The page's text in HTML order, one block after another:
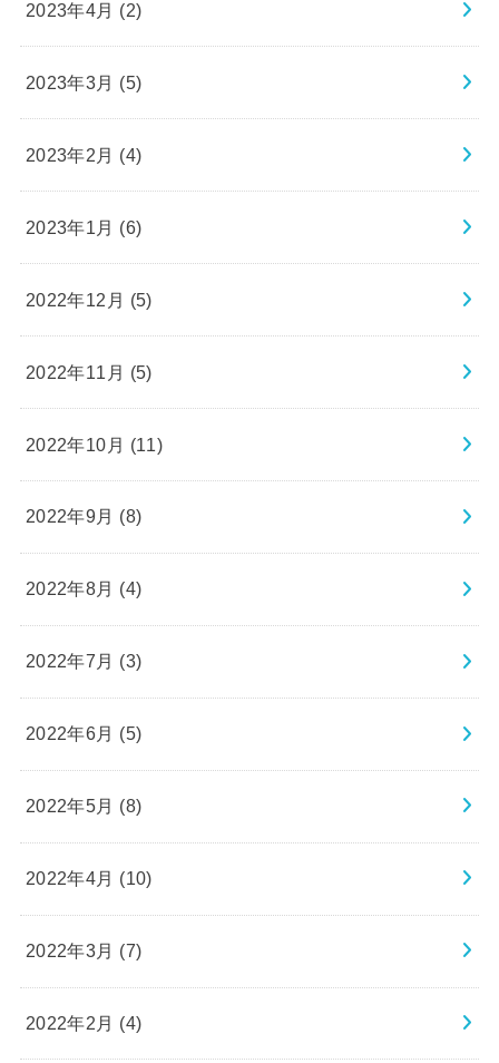
2023年4月 (2)
2023年3月 (5)
2023年2月 (4)
2023年1月 (6)
2022年12月 (5)
2022年11月 (5)
2022年10月 (11)
2022年9月 (8)
2022年8月 (4)
2022年7月 (3)
2022年6月 (5)
2022年5月 (8)
2022年4月 (10)
2022年3月 (7)
2022年2月 (4)